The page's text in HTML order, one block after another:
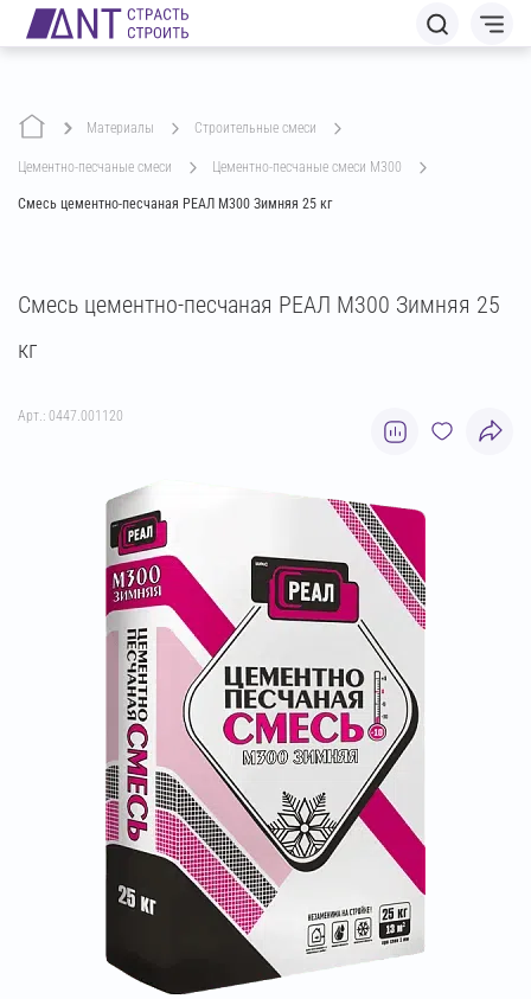
Материалы строительные смеси
цементно-песчаные смеси цементно-песчаные смеси М300
Смесь цементно-песчаная РЕАЛ М300 Зимняя 25 кг
Смесь цементно-песчаная РЕАЛ М300 Зимняя 25
кг
Арт.: 0447.001120